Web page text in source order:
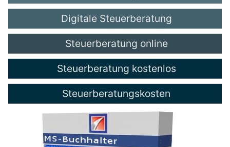
Digitale Steuerberatung
Steuerberatung online
Steuerberatung kostenlos
Steuerberatungskosten